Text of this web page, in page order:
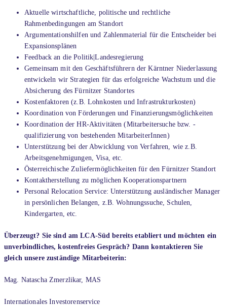
Aktuelle wirtschaftliche, politische und rechtliche
Rahmenbedingungen am Standort
Argumentationshilfen und Zahlenmaterial für die Entscheider bei
Expansionsplänen
Feedback an die Politik|Landesregierung
Gemeinsam mit den Geschäftsführern der Kärntner Niederlassung
entwickeln wir Strategien für das erfolgreiche Wachstum und die
Absicherung des Fürnitzer Standortes
Kostenfaktoren (z.B. Lohnkosten und Infrastrukturkosten)
Koordination von Förderungen und Finanzierungsmöglichkeiten
Koordination der HR-Aktivitäten (Mitarbeitersuche bzw. -
qualifizierung von bestehenden MitarbeiterInnen)
Unterstützung bei der Abwicklung von Verfahren, wie z.B.
Arbeitsgenehmigungen, Visa, etc.
Österreichische Zuliefermöglichkeiten für den Fürnitzer Standort
Kontaktherstellung zu möglichen Kooperationspartnern
Personal Relocation Service: Unterstützung ausländischer Manager
in persönlichen Belangen, z.B. Wohnungssuche, Schulen,
Kindergarten, etc.
Überzeugt? Sie sind am LCA-Süd bereits etabliert und möchten ein
unverbindliches, kostenfreies Gespräch? Dann kontaktieren Sie
gleich unsere zuständige Mitarbeiterin:
Mag. Natascha Zmerzlikar, MAS
Internationales Investorenservice